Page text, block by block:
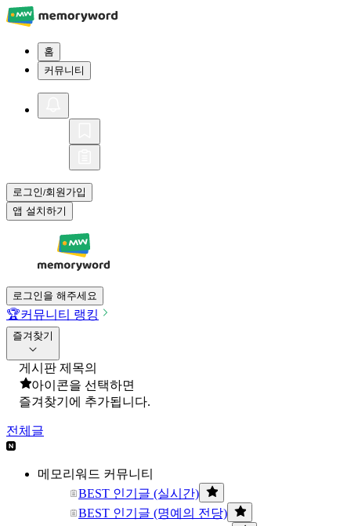
홈
커뮤니티
로그인/회원가입
앱 설치하기
로그인을 해주세요
🏆커뮤니티 랭킹
즐겨찾기
게시판 제목의
아이콘을 선택하면
즐겨찾기에 추가됩니다.
전체글
메모리워드 커뮤니티
BEST 인기글 (실시간)
BEST 인기글 (명예의 전당)